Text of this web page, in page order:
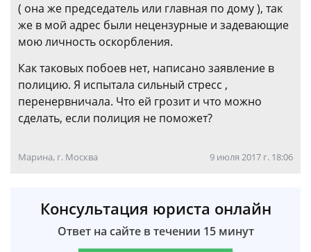
( она же председатель или главная по дому ), так
же в мой адрес были нецензурные и задевающие
мою личность оскорбления.
Как таковых побоев нет, написано заявление в
полицию. Я испытала сильный стресс ,
перенервничала. Что ей грозит и что можно
сделать, если полиция не поможет?
Марина, г. Москва 9 июля 2017 г. 18:06
Консультация юриста онлайн
Ответ на сайте в течении 15 минут